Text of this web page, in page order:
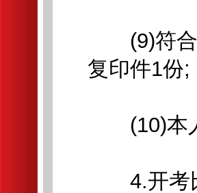
(9)符合
复印件1份;
(10)本人
4.开考